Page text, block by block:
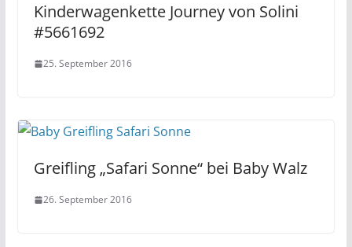
Kinderwagenkette Journey von Solini
#5661692
25. September 2016
Greifling „Safari Sonne“ bei Baby Walz
26. September 2016